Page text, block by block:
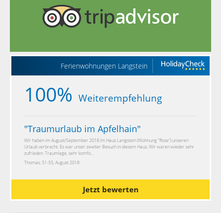
Ferienwohnungen Langstein
100% Weiterempfehlung
"Traumurlaub im Apfelhain"
Wir haben im August/September 2018 im Haus Langstein (Wohnung "Rose") unseren
Urlaub verbracht. Es war unser zweiter Besuch in diesem Haus. Wir waren wieder sehr
zufrieden. Traumlage, sehr komfo...
Thomas, 51-55, August 2018
Jetzt bewerten